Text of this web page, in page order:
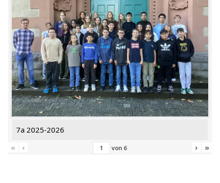
7a 2025-2026
«
‹ von 6 › »